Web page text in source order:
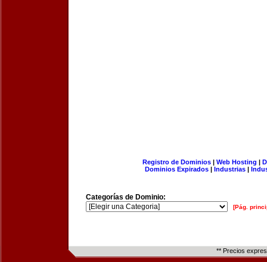
Registro de Dominios| Web Hosting |
Dominios Expirados | Industrias |
Categorías de Dominio:
[Pág.
** Precios